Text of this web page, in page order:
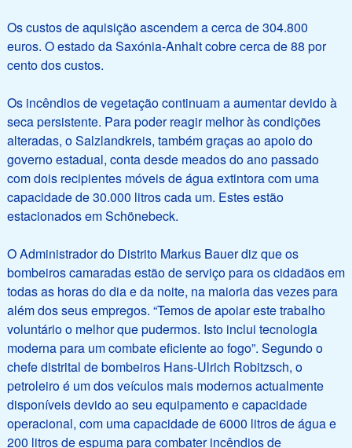
Os custos de aquisição ascendem a cerca de 304.800
euros. O estado da Saxónia-Anhalt cobre cerca de 88 por
cento dos custos.
Os incêndios de vegetação continuam a aumentar devido à
seca persistente. Para poder reagir melhor às condições
alteradas, o Salzlandkreis, também graças ao apoio do
governo estadual, conta desde meados do ano passado
com dois recipientes móveis de água extintora com uma
capacidade de 30.000 litros cada um. Estes estão
estacionados em Schönebeck.
O Administrador do Distrito Markus Bauer diz que os
bombeiros camaradas estão de serviço para os cidadãos em
todas as horas do dia e da noite, na maioria das vezes para
além dos seus empregos. “Temos de apoiar este trabalho
voluntário o melhor que pudermos. Isto inclui tecnologia
moderna para um combate eficiente ao fogo”. Segundo o
chefe distrital de bombeiros Hans-Ulrich Robitzsch, o
petroleiro é um dos veículos mais modernos actualmente
disponíveis devido ao seu equipamento e capacidade
operacional, com uma capacidade de 6000 litros de água e
200 litros de espuma para combater incêndios de